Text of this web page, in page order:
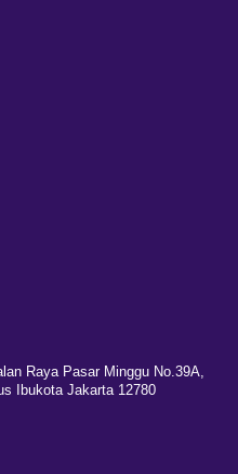
Raya Pasar Minggu No.39A,
Ibukota Jakarta 12780